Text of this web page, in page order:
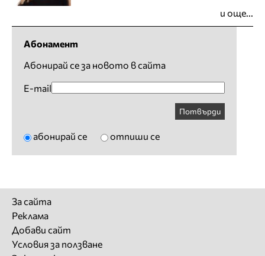
и още...
Абонамент
Абонирай се за новото в сайта
E-mail
Потвърди
абонирай се отпиши се
За сайта
Реклама
Добави сайт
Условия за ползване